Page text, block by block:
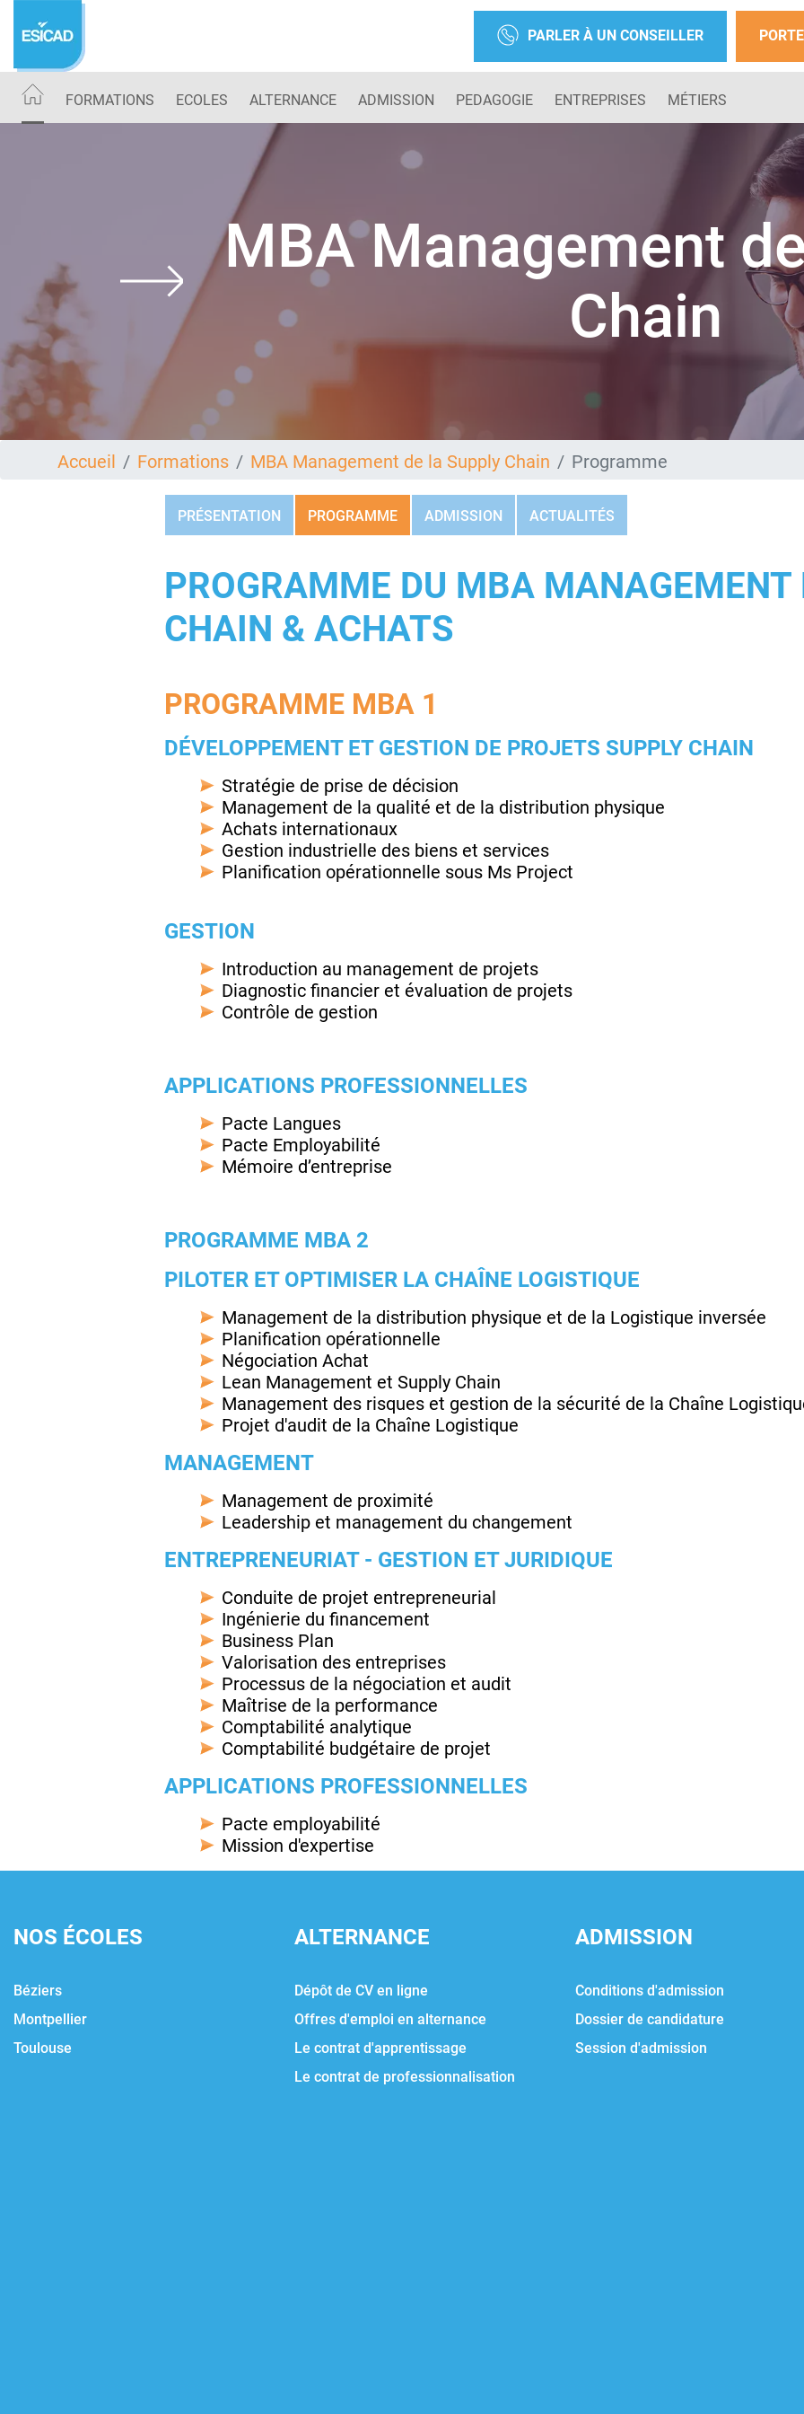
contenu
PARLER À UN CONSEILLER
FORMATIONS ECOLES ALTERNANCE ADMISSION PEDAGOGIE ENTREPRISES MÉTIERS
MBA Management
Chain
Accueil Formations MBA Management de la Supply Chain Programme
PRÉSENTATION PROGRAMME ADMISSION ACTUALITÉS
PROGRAMME DU MBA MANAGEMENT
CHAIN & ACHATS
PROGRAMME MBA 1
DÉVELOPPEMENT ET GESTION DE PROJETS SUPPLY CHAIN
Stratégie de prise de décision
Management de la qualité et de la distribution physique
Achats internationaux
Gestion industrielle des biens et services
Planification opérationnelle sous Ms Project
GESTION
Introduction au management de projets
Diagnostic financier et évaluation de projets
Contrôle de gestion
APPLICATIONS PROFESSIONNELLES
Pacte Langues
Pacte Employabilité
Mémoire d’entreprise
PROGRAMME MBA 2
PILOTER ET OPTIMISER LA CHAÎNE LOGISTIQUE
Management de la distribution physique et de la Logistique inversée
Planification opérationnelle
Négociation Achat
Lean Management et Supply Chain
Management des risques et gestion de la sécurité de la Chaîne
Projet d'audit de la Chaîne Logistique
MANAGEMENT
Management de proximité
Leadership et management du changement
ENTREPRENEURIAT - GESTION ET JURIDIQUE
Conduite de projet entrepreneurial
Ingénierie du financement
Business Plan
Valorisation des entreprises
Processus de la négociation et audit
Maîtrise de la performance
Comptabilité analytique
Comptabilité budgétaire de projet
APPLICATIONS PROFESSIONNELLES
Pacte employabilité
Mission d'expertise
NOS ÉCOLES
Béziers
Montpellier
Toulouse
ALTERNANCE
Dépôt de CV en ligne
Offres d'emploi en alternance
Le contrat d'apprentissage
Le contrat de professionnalisation
ADMISSION
Conditions d'admission
Dossier de candidature
Session d'admission